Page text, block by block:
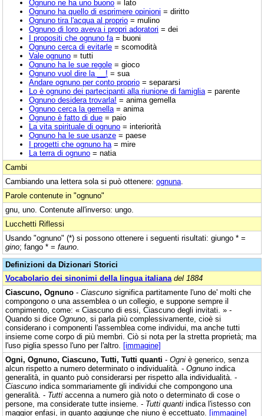
Ognuno ne ha uno buono = lato
Ognuno ha quello di esprimere opinioni = diritto
Ognuno tira l'acqua al proprio = mulino
Ognuno di loro aveva i propri adoratori = dei
I propositi che ognuno fa = buoni
Ognuno cerca di evitarle = scomodità
Vale ognuno = tutti
Ognuno ha le sue regole = gioco
Ognuno vuol dire la __! = sua
Andare ognuno per conto proprio = separarsi
Lo è ognuno dei partecipanti alla riunione di famiglia = parente
Ognuno desidera trovarla! = anima gemella
Ognuno cerca la gemella = anima
Ognuno è fatto di due = paio
La vita spirituale di ognuno = interiorità
Ognuno ha le sue usanze = paese
I progetti che ognuno ha = mire
La terra di ognuno = natia
Cambi
Cambiando una lettera sola si può ottenere: ognuna
Parole contenute in "ognuno"
gnu, uno. Contenute all'inverso: ungo.
Lucchetti Riflessi
Usando "ognuno" (*) si possono ottenere i seguenti risultati: giungo * =
gino; fango * = fauno
Definizioni da Dizionari Storici
Vocabolario dei sinonimi della lingua italiana del 1884
Ciascuno, Ognuno - Ciascuno significa partitamente l'uno de' molti che
compongono o una assemblea o un collegio, e suppone sempre il
compimento, come: « Ciascuno di essi, Ciascuno degli invitati. » -
Quando si dice Ognuno , si parla più complessivamente, cioè si
considerano i componenti l'assemblea come individui, ma anche tutti
insieme come corpo di più membri. Ciò si nota per la stretta proprietà; ma
l'uso piglia spesso l'uno per l'altro. [immagine]
Ogni, Ognuno, Ciascuno, Tutti, Tutti quanti - Ogni è generico, senza
alcun rispetto a numero determinato o individualità. - Ognuno indica
generalità, in quanto può considerarsi per rispetto alla individualità. -
Ciascuno indica sommariamente gli individui che compongono una
generalità. - Tutti accenna a numero già noto o determinato di cose o
persone, ma considerate tutte insieme. - Tutti quanti indica l'istesso con
maggior enfasi, in quanto aggiunge che niuno è eccettuato. [immagine]